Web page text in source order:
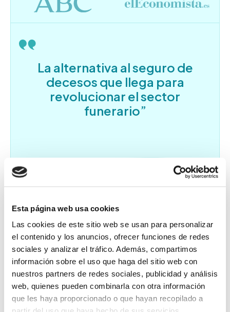
Esta página web usa cookies
Las cookies de este sitio web se usan para personalizar
el contenido y los anuncios, ofrecer funciones de redes
sociales y analizar el tráfico. Además, compartimos
información sobre el uso que haga del sitio web con
nuestros partners de redes sociales, publicidad y análisis
web, quienes pueden combinarla con otra información
que les haya proporcionado o que hayan recopilado a
La alternativa al seguro de
decesos que llega para
revolucionar el sector
funerario”